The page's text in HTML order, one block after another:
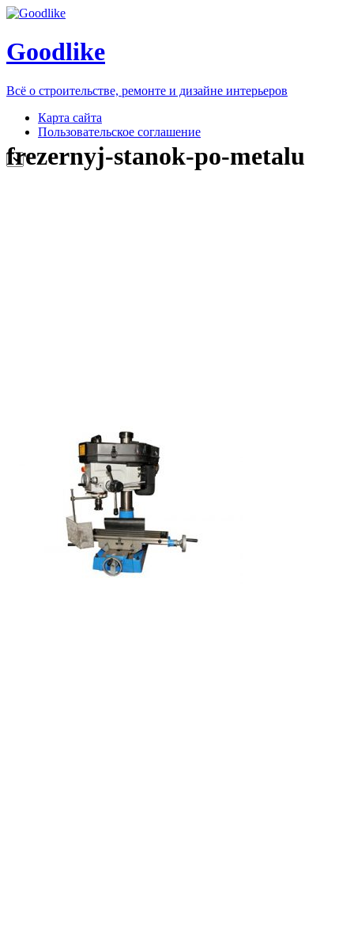
Goodlike
Всё о строительстве, ремонте и дизайне интерьеров
Карта сайта
Пользовательское соглашение
frezernyj-stanok-po-metalu